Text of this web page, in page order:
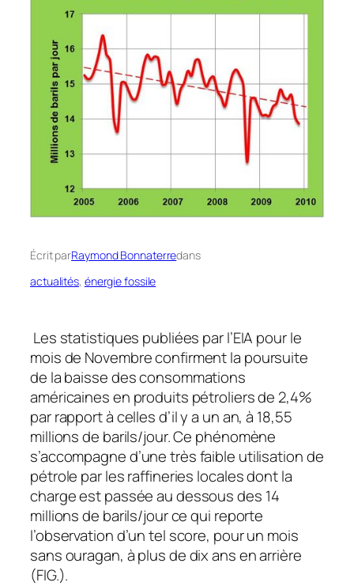
Écrit parRaymond Bonnaterredans
actualités, énergie fossile
Les statistiques publiées par l’EIA pour le
mois de Novembre confirment la poursuite
de la baisse des consommations
américaines en produits pétroliers de 2,4%
par rapport à celles d’il y a un an, à 18,55
millions de barils/jour. Ce phénomène
s’accompagne d’une très faible utilisation de
pétrole par les raffineries locales dont la
charge est passée au dessous des 14
millions de barils/jour ce qui reporte
l’observation d’un tel score, pour un mois
sans ouragan, à plus de dix ans en arrière
(FIG.).